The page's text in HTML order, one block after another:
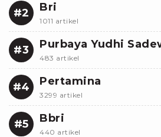
#2 Bri
1011 artikel
#3 Purbaya Yudhi
483 artikel
#4 Pertamina
3299 artikel
#5 Bbri
440 artikel